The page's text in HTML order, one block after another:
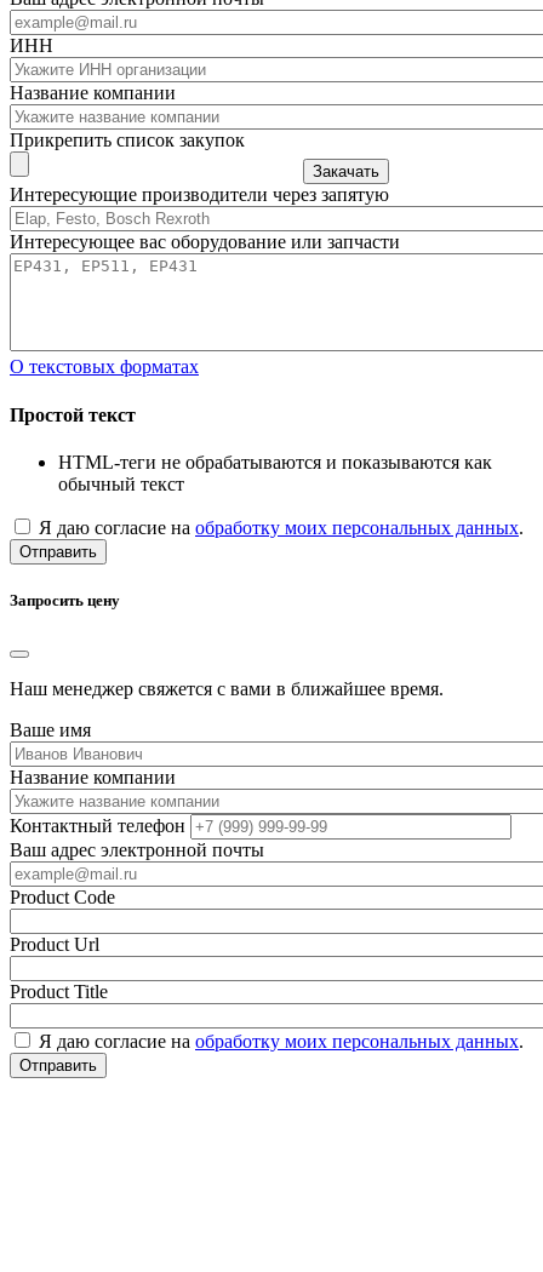
ИНН
Название компании
Прикрепить список закупок
Закачать
Интересующие производители через запятую
Интересующее вас оборудование или запчасти
О текстовых форматах
Простой текст
HTML-теги не обрабатываются и показываются как
обычный текст
Я даю согласие на обработку моих персональных данных.
Отправить
Запросить цену
Наш менеджер свяжется с вами в ближайшее время.
Ваше имя
Название компании
Контактный телефон
Ваш адрес электронной почты
Product Code
Product Url
Product Title
Я даю согласие на обработку моих персональных данных.
Отправить